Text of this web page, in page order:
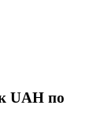
UAH по